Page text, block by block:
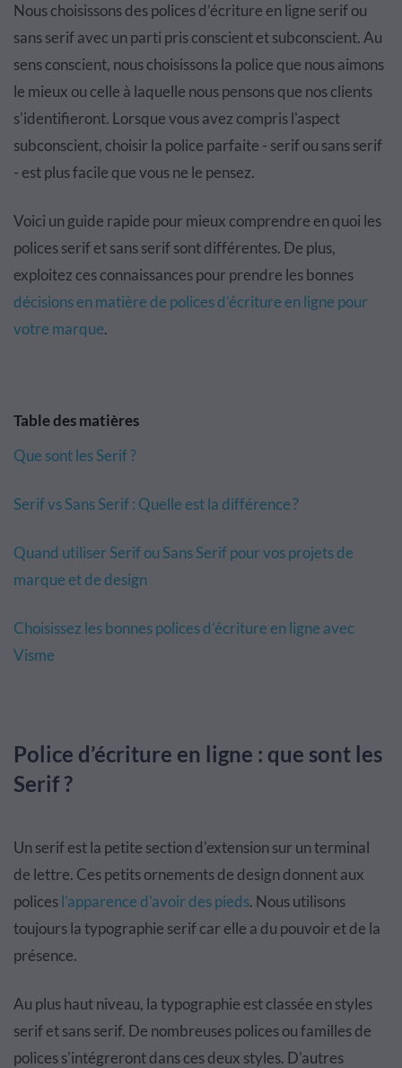
Nous choisissons des polices d’écriture en ligne serif ou
sans serif avec un parti pris conscient et subconscient. Au
sens conscient, nous choisissons la police que nous aimons
le mieux ou celle à laquelle nous pensons que nos clients
s'identifieront. Lorsque vous avez compris l'aspect
subconscient, choisir la police parfaite - serif ou sans serif
- est plus facile que vous ne le pensez.
Voici un guide rapide pour mieux comprendre en quoi les
polices serif et sans serif sont différentes. De plus,
exploitez ces connaissances pour prendre les bonnes
décisions en matière de polices d’écriture en ligne pour
votre marque.
Table des matières
Que sont les Serif ?
Serif vs Sans Serif : Quelle est la différence ?
Quand utiliser Serif ou Sans Serif pour vos projets de
marque et de design
Choisissez les bonnes polices d’écriture en ligne avec
Visme
Police d’écriture en ligne : que sont les
Serif ?
Un serif est la petite section d'extension sur un terminal
de lettre. Ces petits ornements de design donnent aux
policesl'apparence d'avoir des pieds. Nous utilisons
toujours la typographie serif car elle a du pouvoir et de la
présence.
Au plus haut niveau, la typographie est classée en styles
serif et sans serif. De nombreuses polices ou familles de
polices s'intégreront dans ces deux styles. D'autres